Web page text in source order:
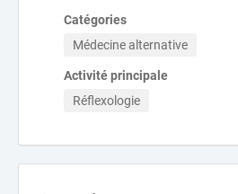
Catégories
Médecine alternative
Activité principale
Réflexologie